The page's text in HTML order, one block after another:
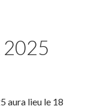
2025
aura lieu le 18